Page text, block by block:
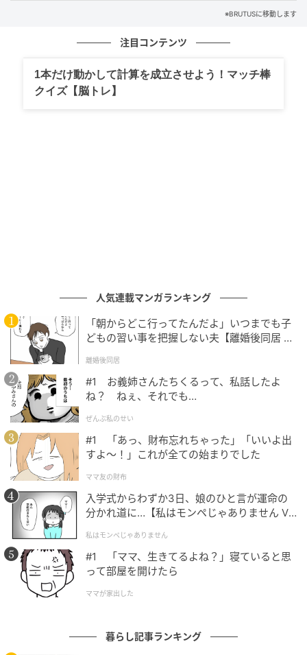
【今日のギフト】これ一台で抽出からサーブ
まで。〈CHEMEX®〉のコーヒーメーカー
※BRUTUSに移動します
注目コンテンツ
1本だけ動かして計算を成立させよう！マッチ棒
クイズ【脳トレ】
人気連載マンガランキング
「朝からどこ行ってたんだよ」いつまでも子
どもの習い事を把握しない夫【離婚後同居 Vo
離婚後同居
#1 お義姉さんたちくるって、私話したよ
ね？ ねぇ、それでも…
ぜんぶ私のせい
#1 「あっ、財布忘れちゃった」「いいよ出
すよ〜！」これが全ての始まりでした
ママ友の財布
入学式からわずか3日、娘のひと言が運命の
分かれ道に…【私はモンペじゃありません Vo
私はモンペじゃありません
#1 「ママ、生きてるよね？」寝ていると思
って部屋を開けたら
ママが家出した
暮らし記事ランキング